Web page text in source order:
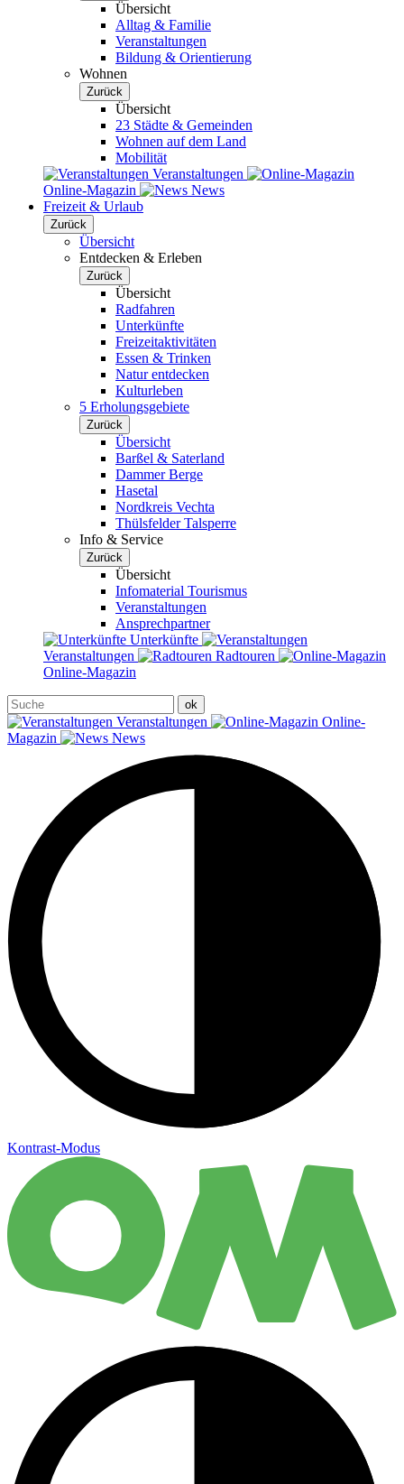
Übersicht
Alltag & Familie
Veranstaltungen
Bildung & Orientierung
Wohnen
Zurück
Übersicht
23 Städte & Gemeinden
Wohnen auf dem Land
Mobilität
Veranstaltungen
Online-Magazin
News
Freizeit & Urlaub
Zurück
Übersicht
Entdecken & Erleben
Zurück
Übersicht
Radfahren
Unterkünfte
Freizeitaktivitäten
Essen & Trinken
Natur entdecken
Kulturleben
5 Erholungsgebiete
Zurück
Übersicht
Barßel & Saterland
Dammer Berge
Hasetal
Nordkreis Vechta
Thülsfelder Talsperre
Info & Service
Zurück
Übersicht
Infomaterial Tourismus
Veranstaltungen
Ansprechpartner
Unterkünfte
Veranstaltungen
Radtouren
Online-Magazin
Veranstaltungen
Online-
Magazin
News
Kontrast-Modus